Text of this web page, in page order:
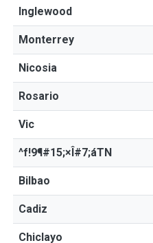
Inglewood
Monterrey
Nicosia
Rosario
Vic
^f!9¶#15;×Î#7;áTN
Bilbao
Cadiz
Chiclayo